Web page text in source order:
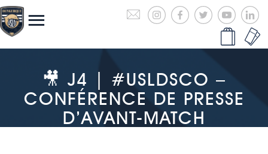
🎥 J4 | #USLDSCO –
CONFÉRENCE DE PRESSE
D’AVANT-MATCH